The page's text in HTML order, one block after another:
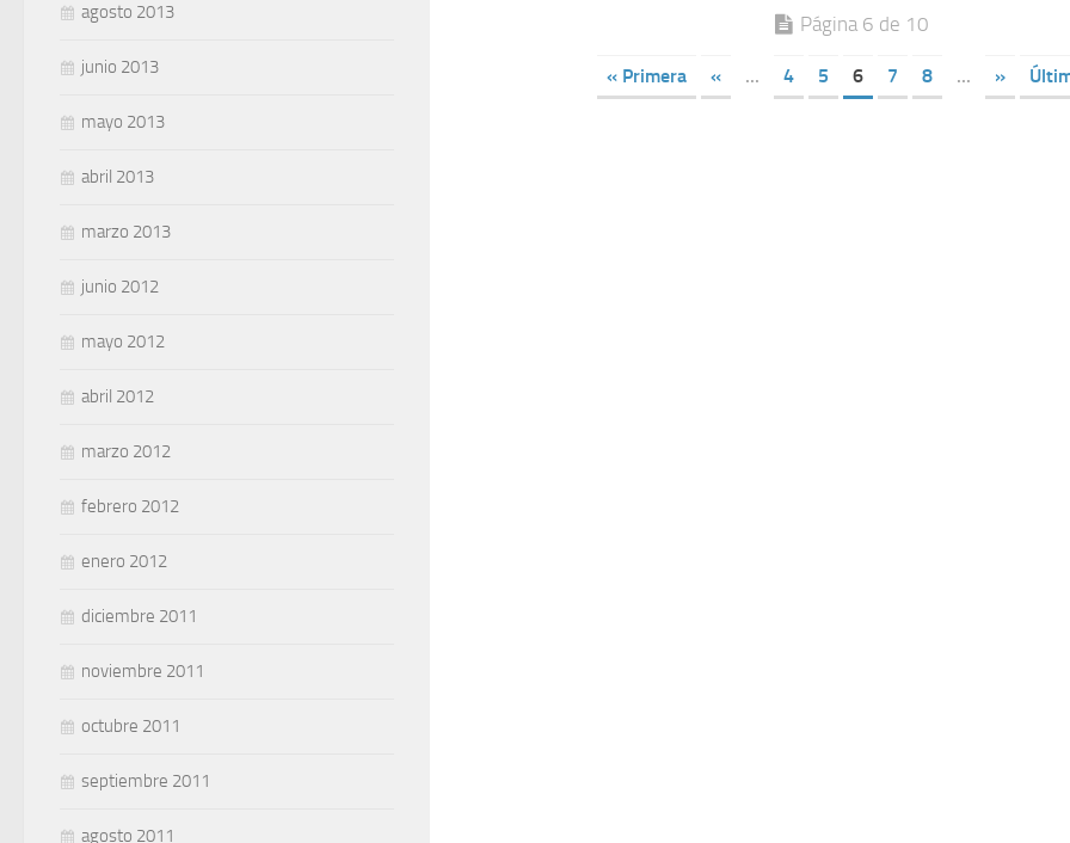
Página 6 de 10
« Primera « ... 4 5 6 7 8 ... »
agosto 2013
junio 2013
mayo 2013
abril 2013
marzo 2013
junio 2012
mayo 2012
abril 2012
marzo 2012
febrero 2012
enero 2012
diciembre 2011
noviembre 2011
octubre 2011
septiembre 2011
agosto 2011